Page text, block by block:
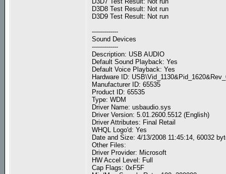
D3D8 Test Result: Not run
D3D9 Test Result: Not run
-------------
Sound Devices
-------------
Description: USB AUDIO
Default Sound Playback: Yes
Default Voice Playback: Yes
Hardware ID:
Manufacturer ID: 65535
Product ID: 65535
Type: WDM
Driver Name: usbaudio.sys
Driver Version: 5.01.2600.5512 (English)
Driver Attributes: Final Retail
WHQL Logo'd: Yes
Date and Size: 4/13/2008 11:45:14, 60032
Other Files:
Driver Provider: Microsoft
HW Accel Level: Full
Cap Flags: 0xF5F